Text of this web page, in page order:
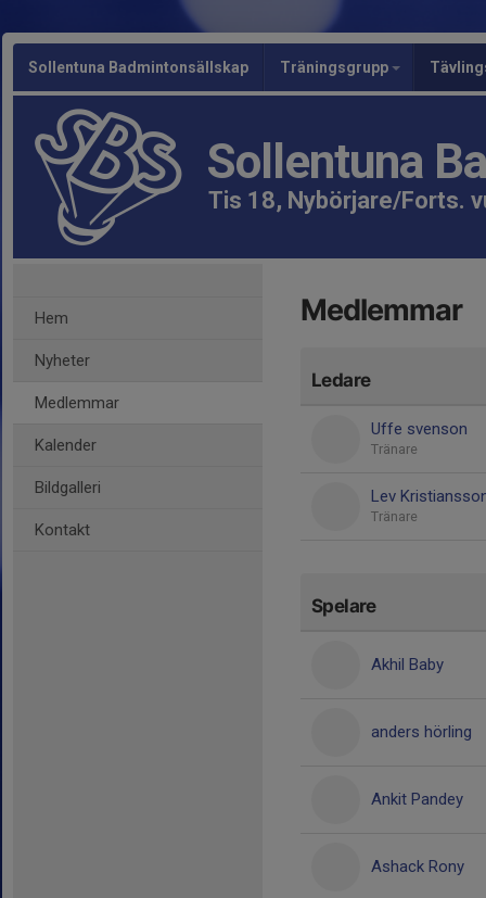
Sollentuna Badmintonsällskap Träningsgrupp
Sollentuna
Tis 18, Nybörjare/Forts.
Hem
Nyheter
Medlemmar
Kalender
Bildgalleri
Kontakt
Medlemmar
Ledare
Uffe svenson
Tränare
Lev
Tränare
Spelare
Akhil Baby
anders hörling
Ankit Pandey
Ashack Rony